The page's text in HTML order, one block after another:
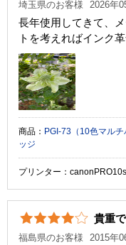
ICチップ
製品タイプ 互
埼玉県のお客様 2026年
長年使用してきて、
トを考えればインク
商品： PGI-73（10色マル
ッジ
プリンター：canonPRO10s
貴重で
福島県のお客様 2015年